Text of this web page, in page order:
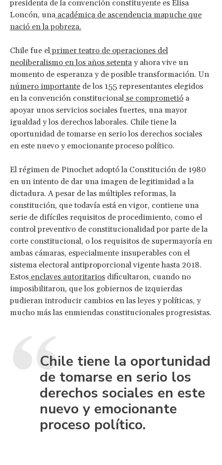
presidenta de la convención constituyente es Elisa
Loncón, una académica de ascendencia mapuche que
nació en la pobreza.
Chile fue elprimer teatro de operaciones del
neoliberalismo en los años setenta y ahora vive un
momento de esperanza y de posible transformación. Un
número importante de los 155 representantes elegidos
en la convención constitucional se comprometió a
apoyar unos servicios sociales fuertes, una mayor
igualdad y los derechos laborales. Chile tiene la
oportunidad de tomarse en serio los derechos sociales
en este nuevo y emocionante proceso político.
El régimen de Pinochet adoptó la Constitución de 1980
en un intento de dar una imagen de legitimidad a la
dictadura. A pesar de las múltiples reformas, la
constitución, que todavía está en vigor, contiene una
serie de difíciles requisitos de procedimiento, como el
control preventivo de constitucionalidad por parte de la
corte constitucional, o los requisitos de supermayoría en
ambas cámaras, especialmente insuperables con el
sistema electoral antiproporcional vigente hasta 2018.
Estos enclaves autoritarios dificultaron, cuando no
imposibilitaron, que los gobiernos de izquierdas
pudieran introducir cambios en las leyes y políticas, y
mucho más las enmiendas constitucionales progresistas.
Chile tiene la oportunidad
de tomarse en serio los
derechos sociales en este
nuevo y emocionante
proceso político.